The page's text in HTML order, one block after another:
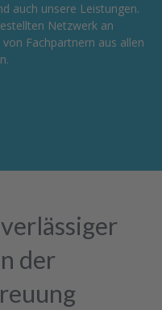
auch unsere Leistungen.
Netzwerk an
Fachpartnern aus allen
der